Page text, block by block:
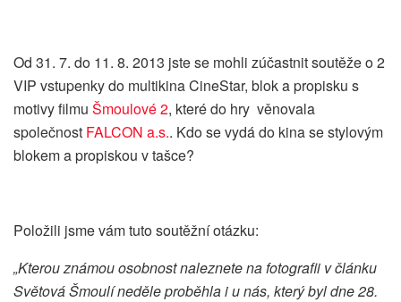
Od 31. 7. do 11. 8. 2013 jste se mohli zúčastnit soutěže o 2
VIP vstupenky do multikina CineStar, blok a propisku s
motivy filmu Šmoulové 2, které do hry věnovala
společnost FALCON a.s.. Kdo se vydá do kina se stylovým
blokem a propiskou v tašce?
Položili jsme vám tuto soutěžní otázku:
„Kterou známou osobnost naleznete na fotografii v článku
Světová Šmoulí neděle proběhla i u nás, který byl dne 28.